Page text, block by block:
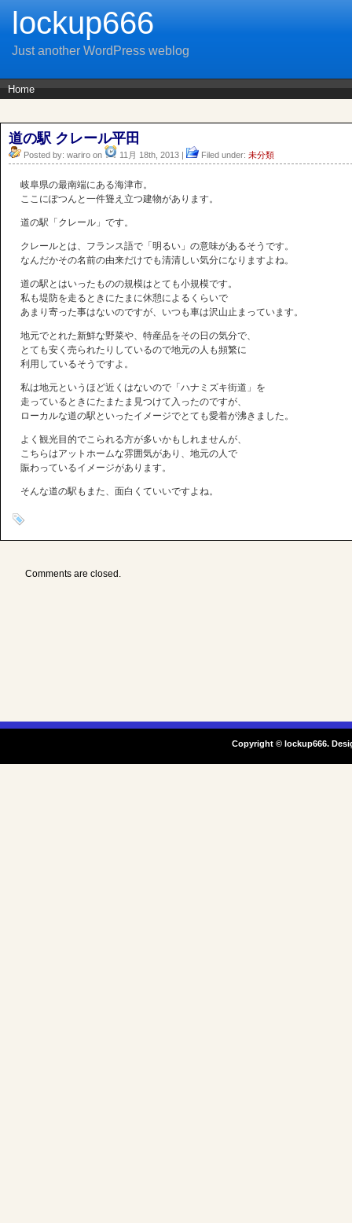
lockup666
Just another WordPress weblog
Home
道の駅 クレール平田
Posted by: wariro on 11月 18th, 2013 | Filed under: 未分類
岐阜県の最南端にある海津市。
ここにぽつんと一件聳え立つ建物があります。
道の駅「クレール」です。
クレールとは、フランス語で「明るい」の意味があるそうです。
なんだかその名前の由来だけでも清清しい気分になりますよね。
道の駅とはいったものの規模はとても小規模です。
私も堤防を走るときにたまに休憩によるくらいで
あまり寄った事はないのですが、いつも車は沢山止まっています。
地元でとれた新鮮な野菜や、特産品をその日の気分で、
とても安く売られたりしているので地元の人も頻繁に
利用しているそうですよ。
私は地元というほど近くはないので「ハナミズキ街道」を
走っているときにたまたま見つけて入ったのですが、
ローカルな道の駅といったイメージでとても愛着が沸きました。
よく観光目的でこられる方が多いかもしれませんが、
こちらはアットホームな雰囲気があり、地元の人で
賑わっているイメージがあります。
そんな道の駅もまた、面白くていいですよね。
Comments are closed.
Copyright © lockup666.